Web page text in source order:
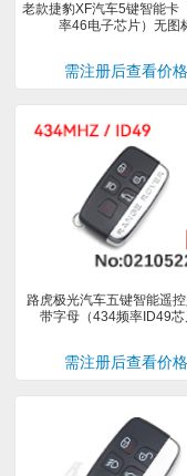
老款捷豹XF汽车5键智能卡
率46电子芯片）无图
需注册后查看价格
路虎极光汽车五键智能遥
带字母（434频率ID49芯
需注册后查看价格